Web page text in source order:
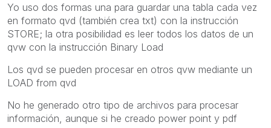
Yo uso dos formas una para guardar una tabla cada vez
en formato qvd (también crea txt) con la instrucción
STORE; la otra posibilidad es leer todos los datos de un
qvw con la instrucción Binary Load
Los qvd se pueden procesar en otros qvw mediante un
LOAD from qvd
No he generado otro tipo de archivos para procesar
información, aunque si he creado power point y pdf